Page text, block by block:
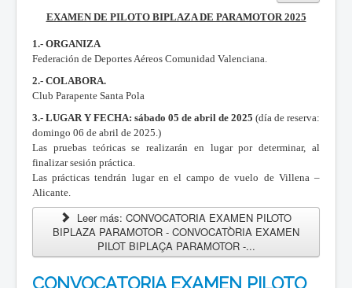
EXAMEN DE PILOTO BIPLAZA DE PARAMOTOR 2025
1.- ORGANIZA
Federación de Deportes Aéreos Comunidad Valenciana.
2.- COLABORA.
Club Parapente Santa Pola
3.- LUGAR Y FECHA: sábado 05 de abril de 2025 (día de reserva:
domingo 06 de abril de 2025.)
Las pruebas teóricas se realizarán en lugar por determinar, al
finalizar sesión práctica.
Las prácticas tendrán lugar en el campo de vuelo de Villena –
Alicante.
Leer más: CONVOCATORIA EXAMEN PILOTO
BIPLAZA PARAMOTOR - CONVOCATÒRIA EXAMEN
PILOT BIPLAÇA PARAMOTOR -...
CONVOCATORIA EXAMEN PILOTO